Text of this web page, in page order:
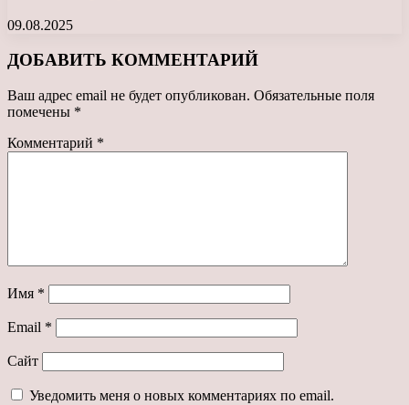
09.08.2025
ДОБАВИТЬ КОММЕНТАРИЙ
Ваш адрес email не будет опубликован. Обязательные поля
помечены *
Комментарий *
Имя *
Email *
Сайт
Уведомить меня о новых комментариях по email.